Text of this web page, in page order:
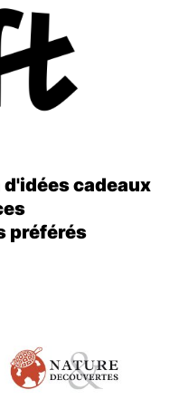
cadeaux
préférés